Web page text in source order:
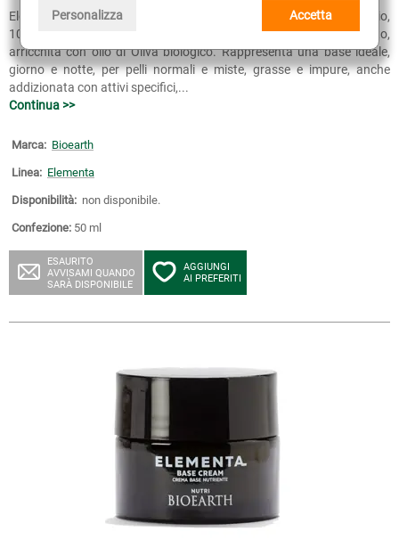
Personalizza Accetta
Elementa Base Cream Hydra è una crema viso certificata eco-bio,
100% vegan, dalla texture fresca, leggera e a rapido assorbimento,
arricchita con olio di Oliva biologico. Rappresenta una base ideale,
giorno e notte, per pelli normali e miste, grasse e impure, anche
addizionata con attivi specifici,...
Continua >>
Marca: Bioearth
Linea: Elementa
Disponibilità: non disponibile.
Confezione: 50 ml
ESAURITO
AVVISAMI QUANDO
SARÀ DISPONIBILE
AGGIUNGI
AI PREFERITI